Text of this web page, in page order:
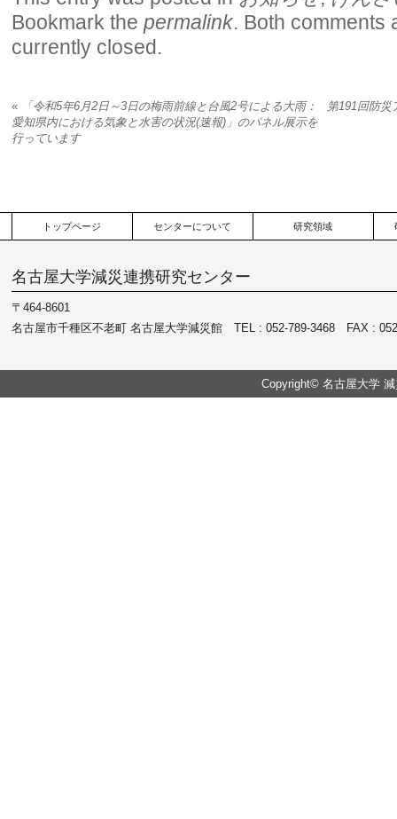
Bookmark the permalink. Both comments
currently closed.
«「令和5年6月2日～3日の梅雨前線と台風2号による大雨：
愛知県内における気象と水害の状況(速報)」のパネル展示を
行っています
第191回防
トップページ センターについて 研究領域
名古屋大学減災連携研究センター
〒464-8601
名古屋市千種区不老町 名古屋大学減災館 TEL : 052-789-3468 FAX :
Copyright© 名古屋大学